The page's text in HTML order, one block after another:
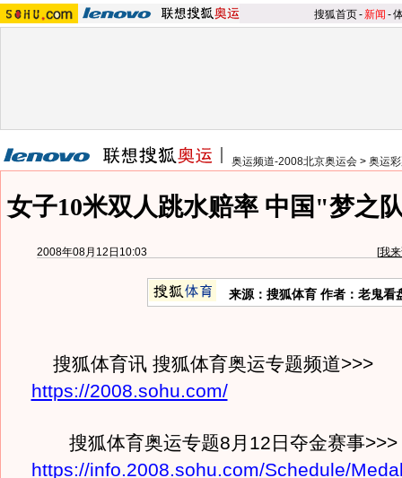
搜狐首页-新闻 -
奥运频道-2008北京奥运会 > 奥运
女子10米双人跳水赔率 中国"梦之
2008年08月12日10:03 [我
来源：搜狐体育 作者：老鬼看
搜狐体育讯 搜狐体育奥运专题频道>>>
https://2008.sohu.com/
搜狐体育奥运专题8月12日夺金赛事>>>
https://info.2008.sohu.com/Schedule/